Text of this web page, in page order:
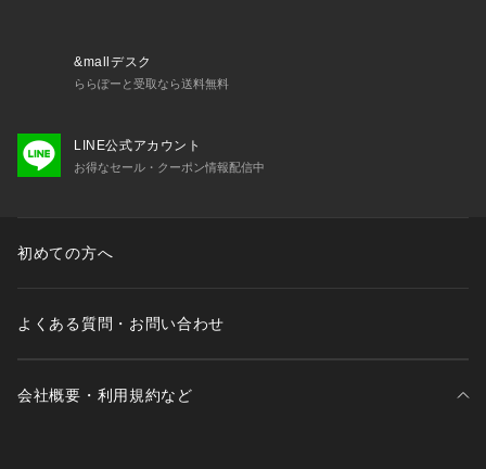
&mallデスク
ららぽーと受取なら送料無料
LINE公式アカウント
お得なセール・クーポン情報配信中
初めての方へ
よくある質問・お問い合わせ
会社概要・利用規約など